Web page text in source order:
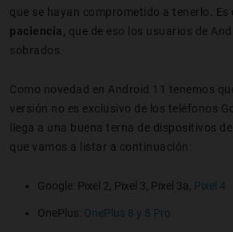
que se hayan comprometido a tenerlo. Es
paciencia,
que de eso los usuarios de
sobrados.
Como novedad en Android 11 tenemos
versión no es exclusivo de los teléfonos
llega a una buena terna de dispositivos
que vamos a listar a continuación:
Google: Pixel 2, Pixel 3, Pixel 3a, Pixel 4
OnePlus: OnePlus 8 y 8 Pro